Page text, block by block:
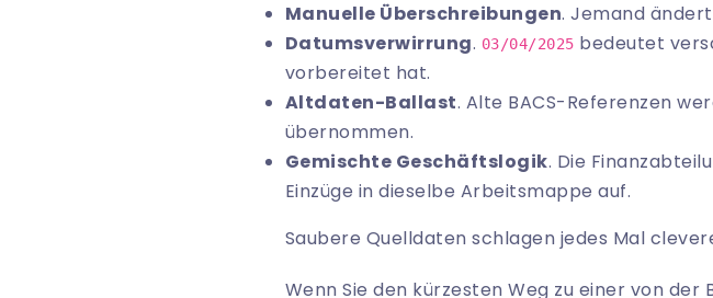
Manuelle Überschreibungen. Jemand
Datumsverwirrung. 03/04/2025 bedeutet
vorbereitet hat.
Altdaten-Ballast. Alte BACS-Referenzen
übernommen.
Gemischte Geschäftslogik. Die
Einzüge in dieselbe Arbeitsmappe auf.
Saubere Quelldaten schlagen jedes Mal
Wenn Sie den kürzesten Weg zu einer von